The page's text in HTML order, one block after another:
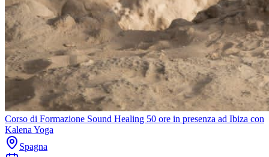
Corso di Formazione Sound Healing 50 ore in presenza ad Ibiza con
Kalena Yoga
Spagna